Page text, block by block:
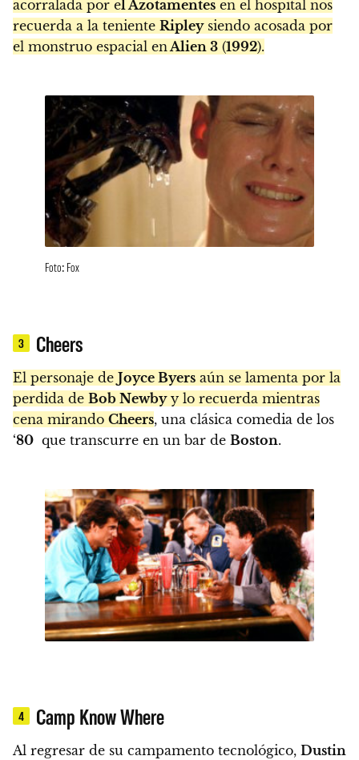
acorralada por el Azotamentes en el hospital nos
recuerda a la teniente Ripleysiendo acosada por
el monstruo espacial enAlien 3 (1992).
Foto: Fox
3 Cheers
El personaje de Joyce Byers aún se lamenta por la
perdida de Bob Newbyy lo recuerda mientras
cena mirando Cheers, una clásica comedia de los
‘80 que transcurre en un bar de Boston.
4 Camp Know Where
Al regresar de su campamento tecnológico, Dustin